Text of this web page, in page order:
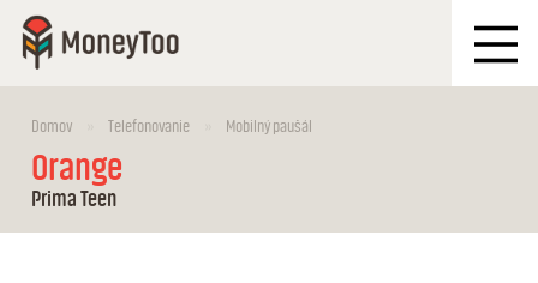
Domov Telefonovanie Mobilný paušál
Orange
Prima Teen